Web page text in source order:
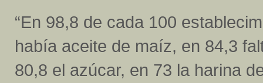
“En 98,8 de cada 100
había aceite de maíz, en 84,3
80,8 el azúcar, en 73 la harina